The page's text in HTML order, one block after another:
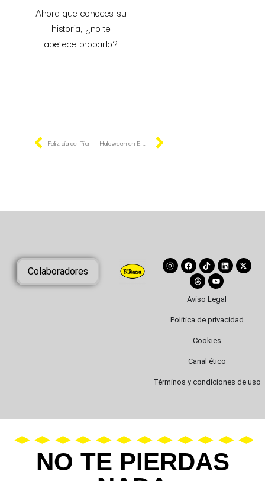
Ahora que conoces su
historia, ¿no te
apetece probarlo?
Feliz día del Pilar Halloween en El Rincón
Colaboradores
Aviso Legal
Política de privacidad
Cookies
Canal ético
Términos y condiciones de uso
NO TE PIERDAS